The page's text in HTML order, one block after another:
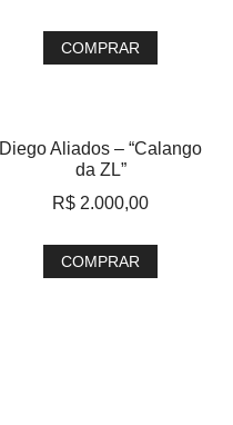
COMPRAR
Diego Aliados – “Calango
da ZL”
R$ 2.000,00
COMPRAR